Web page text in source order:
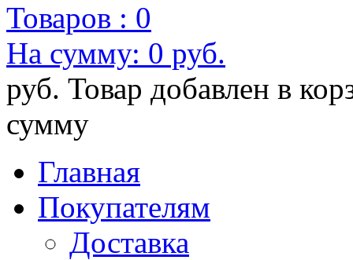
Товаров : 0
На сумму: 0 руб.
руб. Товар добавлен в
сумму
Главная
Покупателям
Доставка